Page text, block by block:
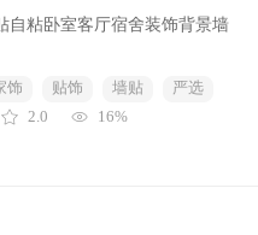
自粘卧室客厅宿舍装饰背景墙
饰 贴饰 墙贴
严选
2.0 16%